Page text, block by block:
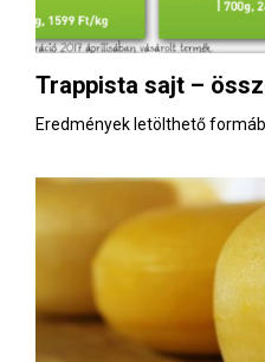
Trappista sajt –
Eredmények letölthető